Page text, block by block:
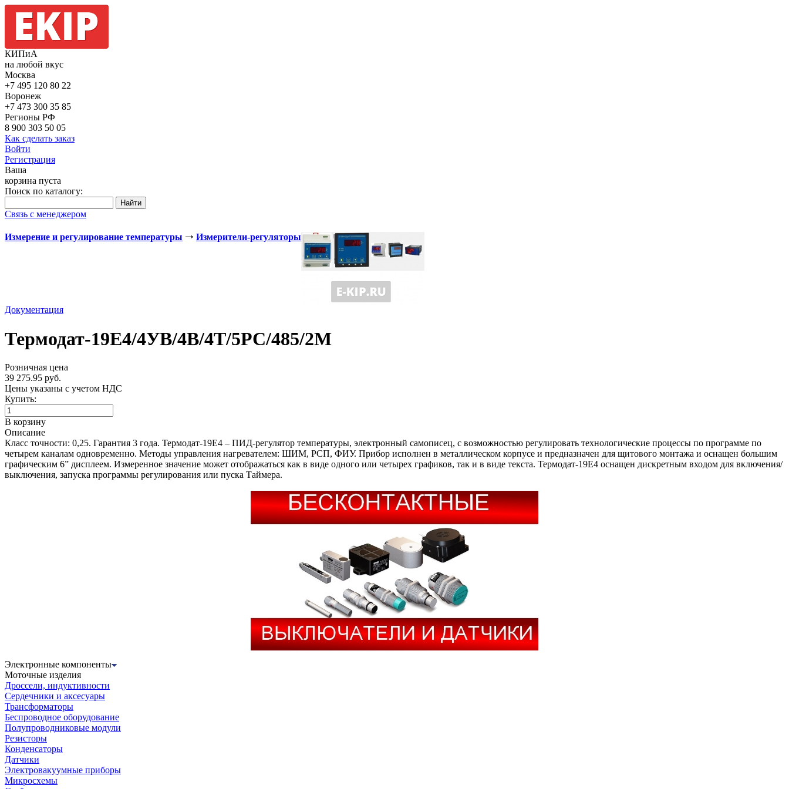
КИПиА
на любой вкус
Москва
+7 495 120 80 22
Воронеж
+7 473 300 35 85
Регионы РФ
8 900 303 50 05
Как сделать заказ
Войти
Регистрация
Ваша
корзина пуста
Поиск по каталогу:
Связь с менеджером
Измерение и регулирование температуры Измерители-регуляторы
Документация
Термодат-19Е4/4УВ/4В/4Т/5РС/485/2М
Розничная цена
39 275.95 руб.
Цены указаны с учетом НДС
Купить:
В корзину
Описание
Класс точности: 0,25. Гарантия 3 года. Термодат-19Е4 – ПИД-регулятор температуры, электронный самописец, с возможностью регулировать технологические процессы по программе по
четырем каналам одновременно. Методы управления нагревателем: ШИМ, РСП, ФИУ. Прибор исполнен в металлическом корпусе и предназначен для щитового монтажа и оснащен большим
графическим 6” дисплеем. Измеренное значение может отображаться как в виде одного или четырех графиков, так и в виде текста. Термодат-19Е4 оснащен дискретным входом для включения/
выключения, запуска программы регулирования или пуска Таймера.
Электронные компоненты
Моточные изделия
Дроссели, индуктивности
Сердечники и аксесуары
Трансформаторы
Беспроводное оборудование
Полупроводниковые модули
Резисторы
Конденсаторы
Датчики
Электровакуумные приборы
Микросхемы